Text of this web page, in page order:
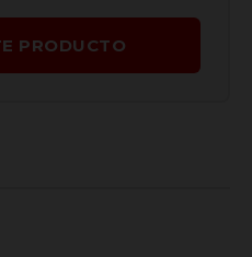
PRODUCTO